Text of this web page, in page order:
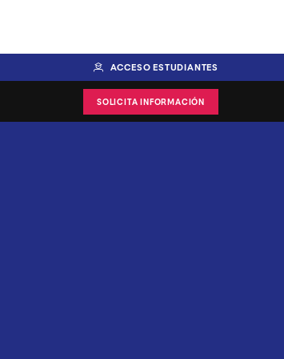
ACCESO ESTUDIANTES
SOLICITA INFORMACIÓN